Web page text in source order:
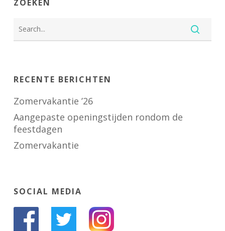
ZOEKEN
RECENTE BERICHTEN
Zomervakantie ’26
Aangepaste openingstijden rondom de
feestdagen
Zomervakantie
SOCIAL MEDIA